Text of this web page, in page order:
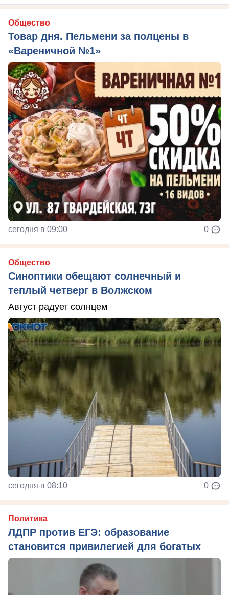
Общество
Товар дня. Пельмени за полцены в
«Вареничной №1»
сегодня в 09:00 0
Общество
Синоптики обещают солнечный и
теплый четверг в Волжском
Август радует солнцем
сегодня в 08:10 0
Политика
ЛДПР против ЕГЭ: образование
становится привилегией для богатых